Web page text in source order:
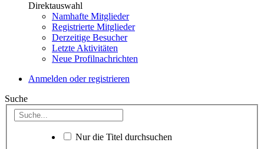
Direktauswahl
Namhafte Mitglieder
Registrierte Mitglieder
Derzeitige Besucher
Letzte Aktivitäten
Neue Profilnachrichten
Anmelden oder registrieren
Suche
Nur die Titel durchsuchen